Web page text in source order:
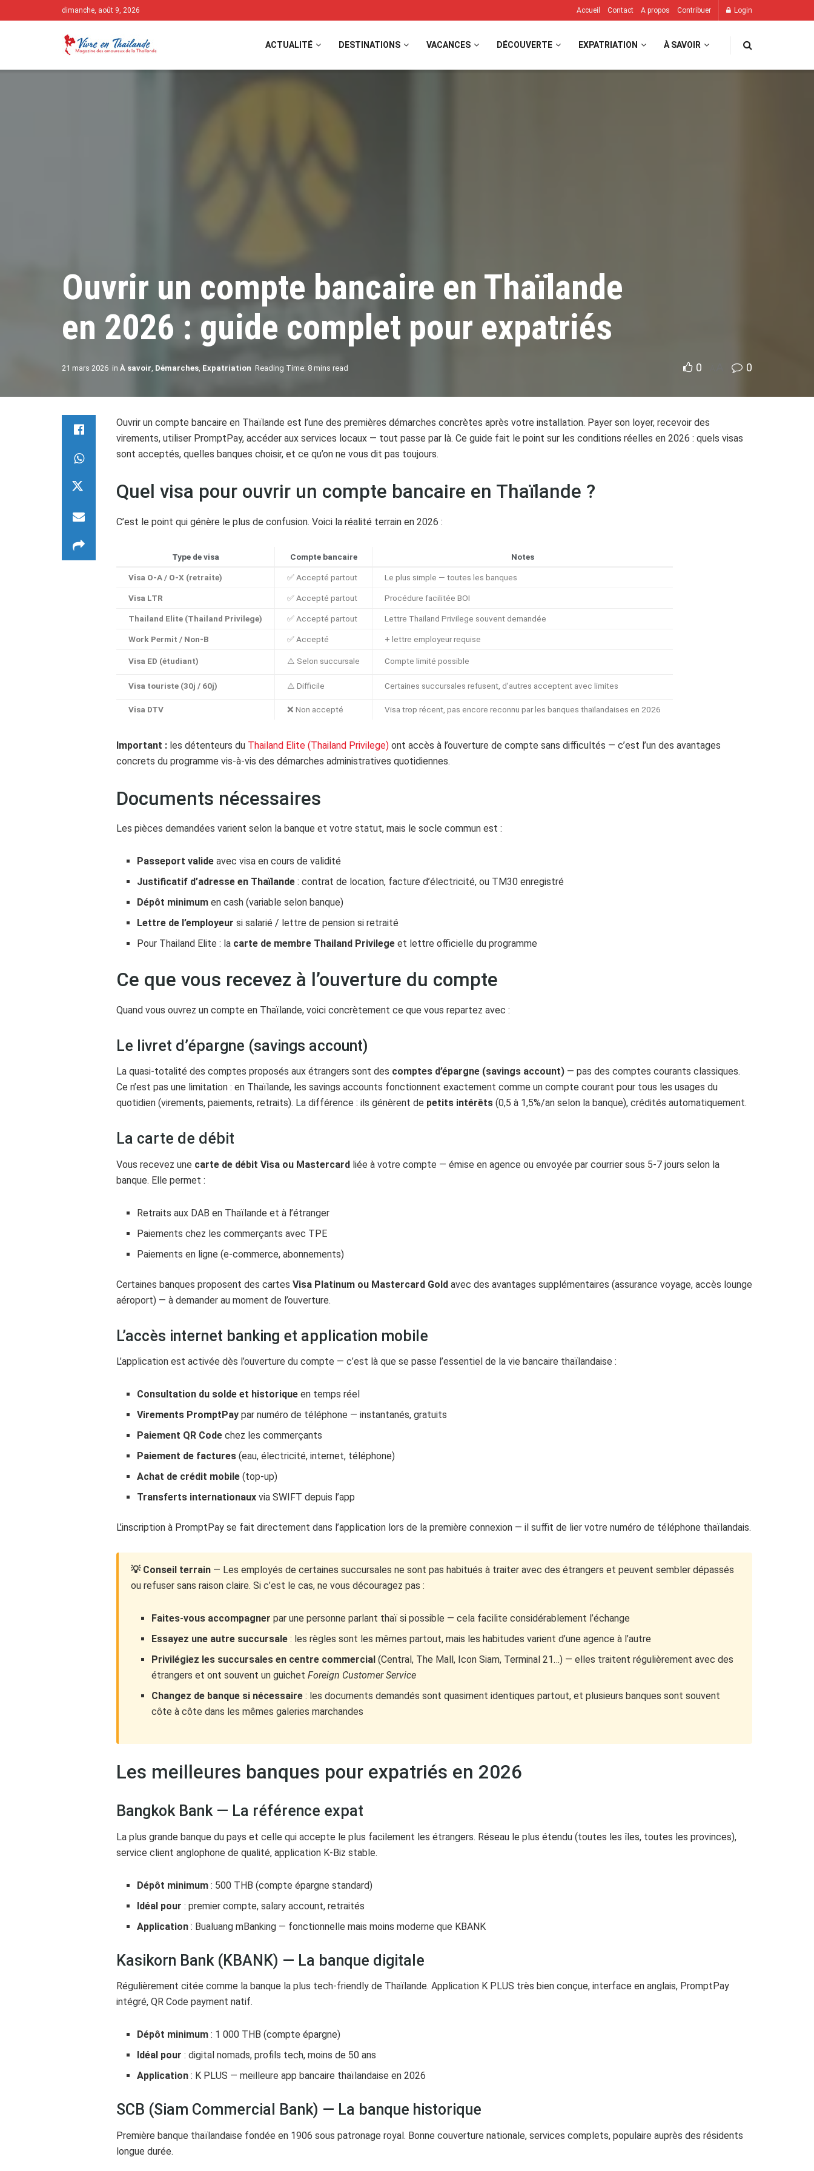
dimanche, août 9, 2026 Accueil Contact A propos Contribuer Login
ACTUALITÉ DESTINATIONS VACANCES DÉCOUVERTE EXPATRIATION À SAVOIR
Ouvrir un compte bancaire en Thaïlande
en 2026 : guide complet pour expatriés
21 mars 2026 in À savoir, Démarches, Expatriation Reading Time: 8 mins read 0 0
Ouvrir un compte bancaire en Thaïlande est l’une des premières démarches concrètes après votre installation. Payer son loyer, recevoir des
virements, utiliser PromptPay, accéder aux services locaux — tout passe par là. Ce guide fait le point sur les conditions réelles en 2026 : quels visas
sont acceptés, quelles banques choisir, et ce qu’on ne vous dit pas toujours.
Quel visa pour ouvrir un compte bancaire en Thaïlande ?
C’est le point qui génère le plus de confusion. Voici la réalité terrain en 2026 :
Type de visa Compte bancaire Notes
Visa O-A / O-X (retraite) ✅ Accepté partout Le plus simple — toutes les banques
Visa LTR ✅ Accepté partout Procédure facilitée BOI
Thailand Elite (Thailand Privilege) ✅ Accepté partout Lettre Thailand Privilege souvent demandée
Work Permit / Non-B ✅ Accepté + lettre employeur requise
Visa ED (étudiant) ⚠️ Selon succursale Compte limité possible
Visa touriste (30j / 60j) ⚠️ Difficile Certaines succursales refusent, d’autres acceptent avec limites
Visa DTV ❌ Non accepté Visa trop récent, pas encore reconnu par les banques thaïlandaises en 2026
Important : les détenteurs du Thailand Elite (Thailand Privilege) ont accès à l’ouverture de compte sans difficultés — c’est l’un des avantages
concrets du programme vis-à-vis des démarches administratives quotidiennes.
Documents nécessaires
Les pièces demandées varient selon la banque et votre statut, mais le socle commun est :
Passeport valide avec visa en cours de validité
Justificatif d’adresse en Thaïlande : contrat de location, facture d’électricité, ou TM30 enregistré
Dépôt minimum en cash (variable selon banque)
Lettre de l’employeur si salarié / lettre de pension si retraité
Pour Thailand Elite : la carte de membre Thailand Privilege et lettre officielle du programme
Ce que vous recevez à l’ouverture du compte
Quand vous ouvrez un compte en Thaïlande, voici concrètement ce que vous repartez avec :
Le livret d’épargne (savings account)
La quasi-totalité des comptes proposés aux étrangers sont des comptes d’épargne (savings account) — pas des comptes courants classiques.
Ce n’est pas une limitation : en Thaïlande, les savings accounts fonctionnent exactement comme un compte courant pour tous les usages du
quotidien (virements, paiements, retraits). La différence : ils génèrent de petits intérêts (0,5 à 1,5%/an selon la banque), crédités automatiquement.
La carte de débit
Vous recevez une carte de débit Visa ou Mastercard liée à votre compte — émise en agence ou envoyée par courrier sous 5-7 jours selon la
banque. Elle permet :
Retraits aux DAB en Thaïlande et à l’étranger
Paiements chez les commerçants avec TPE
Paiements en ligne (e-commerce, abonnements)
Certaines banques proposent des cartes Visa Platinum ou Mastercard Gold avec des avantages supplémentaires (assurance voyage, accès lounge
aéroport) — à demander au moment de l’ouverture.
L’accès internet banking et application mobile
L’application est activée dès l’ouverture du compte — c’est là que se passe l’essentiel de la vie bancaire thaïlandaise :
Consultation du solde et historique en temps réel
Virements PromptPay par numéro de téléphone — instantanés, gratuits
Paiement QR Code chez les commerçants
Paiement de factures (eau, électricité, internet, téléphone)
Achat de crédit mobile (top-up)
Transferts internationaux via SWIFT depuis l’app
L’inscription à PromptPay se fait directement dans l’application lors de la première connexion — il suffit de lier votre numéro de téléphone thaïlandais.
💡 Conseil terrain — Les employés de certaines succursales ne sont pas habitués à traiter avec des étrangers et peuvent sembler dépassés
ou refuser sans raison claire. Si c’est le cas, ne vous découragez pas :
Faites-vous accompagner par une personne parlant thaï si possible — cela facilite considérablement l’échange
Essayez une autre succursale : les règles sont les mêmes partout, mais les habitudes varient d’une agence à l’autre
Privilégiez les succursales en centre commercial (Central, The Mall, Icon Siam, Terminal 21…) — elles traitent régulièrement avec des
étrangers et ont souvent un guichetForeign Customer Service
Changez de banque si nécessaire : les documents demandés sont quasiment identiques partout, et plusieurs banques sont souvent
côte à côte dans les mêmes galeries marchandes
Les meilleures banques pour expatriés en 2026
Bangkok Bank — La référence expat
La plus grande banque du pays et celle qui accepte le plus facilement les étrangers. Réseau le plus étendu (toutes les îles, toutes les provinces),
service client anglophone de qualité, application K-Biz stable.
Dépôt minimum : 500 THB (compte épargne standard)
Idéal pour : premier compte, salary account, retraités
Application : Bualuang mBanking — fonctionnelle mais moins moderne que KBANK
Kasikorn Bank (KBANK) — La banque digitale
Régulièrement citée comme la banque la plus tech-friendly de Thaïlande. Application K PLUS très bien conçue, interface en anglais, PromptPay
intégré, QR Code payment natif.
Dépôt minimum : 1 000 THB (compte épargne)
Idéal pour : digital nomads, profils tech, moins de 50 ans
Application : K PLUS — meilleure app bancaire thaïlandaise en 2026
SCB (Siam Commercial Bank) — La banque historique
Première banque thaïlandaise fondée en 1906 sous patronage royal. Bonne couverture nationale, services complets, populaire auprès des résidents
longue durée.